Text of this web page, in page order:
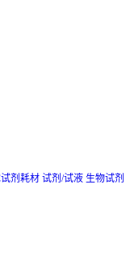
剂耗材 试剂/试液 生物试剂